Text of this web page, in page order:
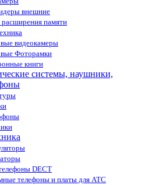
внешние
памяти
видеокамеры
Фоторамки
книги
системы, наушники,
DECT
телефоны и платы для АТС